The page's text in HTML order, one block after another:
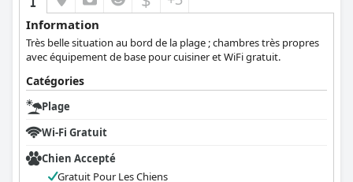
Information
Très belle situation au bord de la plage ; chambres très propres
avec équipement de base pour cuisiner et WiFi gratuit.
Catégories
Plage
Wi-Fi Gratuit
Chien Accepté
Gratuit Pour Les Chiens